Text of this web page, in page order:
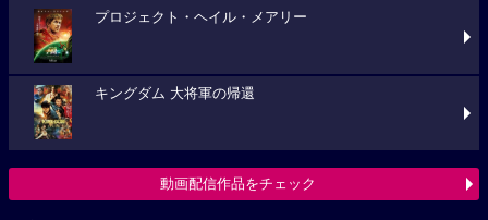
プロジェクト・ヘイル・メアリー
キングダム 大将軍の帰還
動画配信作品をチェック